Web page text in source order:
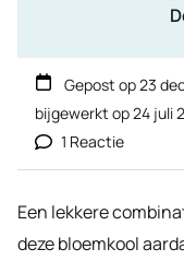
Gepost op23
bijgewerkt op24 juli
1 Reactie
Een lekkere
deze bloemkool